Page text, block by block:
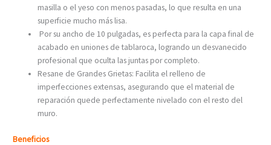
masilla o el yeso con menos pasadas, lo que resulta en una
superficie mucho más lisa.
Por su ancho de 10 pulgadas, es perfecta para la capa final de
acabado en uniones de tablaroca, logrando un desvanecido
profesional que oculta las juntas por completo.
Resane de Grandes Grietas: Facilita el relleno de
imperfecciones extensas, asegurando que el material de
reparación quede perfectamente nivelado con el resto del
muro.
Beneficios